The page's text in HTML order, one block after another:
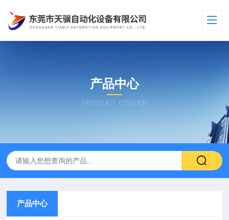
产品中心
PRODUCT CENTER
产品中心